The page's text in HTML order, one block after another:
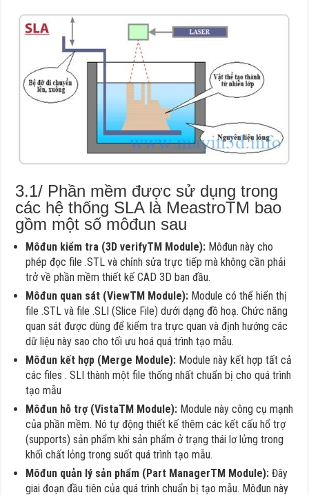
3.1/ Phần mềm được sử dụng trong
các hệ thống SLA là MeastroTM bao
gồm một số môđun sau
Môđun kiểm tra (3D verifyTM Module): Môđun này cho
phép đọc file .STL và chỉnh sửa trực tiếp mà không cần phải
trở về phần mềm thiết kế CAD 3D ban đầu.
Môđun quan sát (ViewTM Module): Module có thể hiển thị
file .STL và file .SLI (Slice File) dưới dạng đồ hoạ. Chức năng
quan sát được dùng để kiểm tra trực quan và định hướng các
dữ liệu này sao cho tối ưu hoá quá trình tạo mẫu.
Môđun kết hợp (Merge Module): Module này kết hợp tất cả
các files . SLI thành một file thống nhất chuẩn bị cho quá trình
tạo mẫu
Môđun hỗ trợ (VistaTM Module): Module này công cụ mạnh
của phần mềm. Nó tự động thiết kế thêm các kết cấu hổ trợ
(supports) sản phẩm khi sản phẩm ở trạng thái lơ lửng trong
khối chất lỏng trong suốt quá trình tạo mẫu.
Môđun quản lý sản phẩm (Part ManagerTM Module): Đây
giai đoạn đầu tiên của quá trình chuẩn bị tạo mẫu. Môđun này